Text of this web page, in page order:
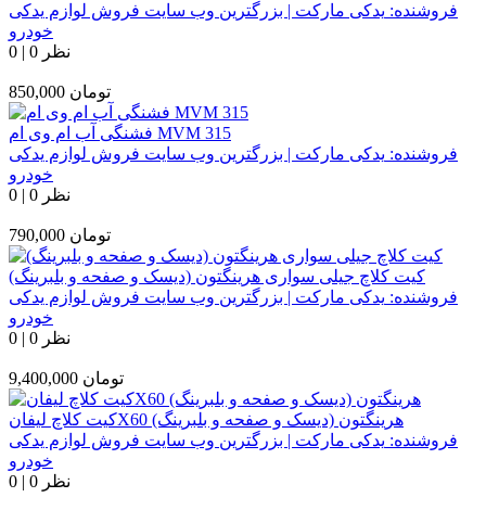
فروشنده: یدکی مارکت | بزرگترین وب سایت فروش لوازم یدکی
خودرو
0 | 0 نظر
850,000 تومان
فشنگی آب ام وی ام MVM 315
فروشنده: یدکی مارکت | بزرگترین وب سایت فروش لوازم یدکی
خودرو
0 | 0 نظر
790,000 تومان
کیت کلاچ جیلی سواری هرینگتون (دیسک و صفحه و بلبرینگ)
فروشنده: یدکی مارکت | بزرگترین وب سایت فروش لوازم یدکی
خودرو
0 | 0 نظر
9,400,000 تومان
کیت کلاچ لیفانX60 هرینگتون (دیسک و صفحه و بلبرینگ)
فروشنده: یدکی مارکت | بزرگترین وب سایت فروش لوازم یدکی
خودرو
0 | 0 نظر